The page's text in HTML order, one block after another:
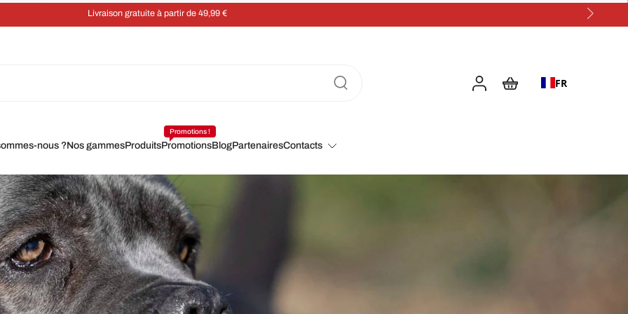
Économisez 5 % sur chaque commande grâce à un abonnement
FR
nous ?Nos gammesProduitsPromotions
Promotions !
BlogPartenairesContacts